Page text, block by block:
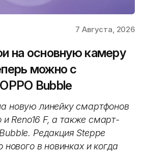
7 Августа, 2026
на основную камеру
можно с
Bubble
новую линейку смартфонов
и Reno16 F, а также смарт-
Редакция Steppe
нового в новинках и когда